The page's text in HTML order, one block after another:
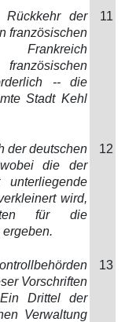
der
französischen
Frankreich
-- die
Stadt Kehl
11
der deutschen
wobei die der
unterliegende
wird,
für die
12
Vorschriften
Drittel der
Verwaltung
13